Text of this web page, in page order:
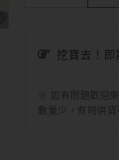
挖寶去！即
※ 如有問題歡迎
數量少，有時供貨